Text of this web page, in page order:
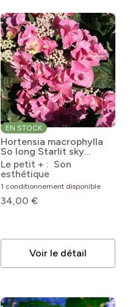
EN STOCK
Hortensia macrophylla
So long Starlit sky
Hydrangea macrophylla
So Long Starlit Sky
Le petit + : Son
esthétique
1 conditionnement disponible
34,00 €
Voir le détail